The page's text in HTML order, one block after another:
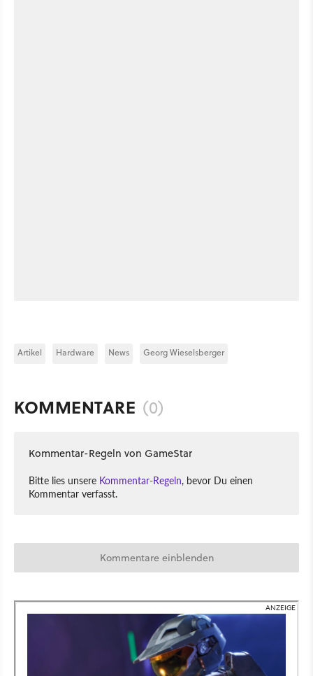
Artikel Hardware News Georg Wieselsberger
KOMMENTARE (0)
Kommentar-Regeln von GameStar
Bitte lies unsere Kommentar-Regeln, bevor Du einen
Kommentar verfasst.
Kommentare einblenden